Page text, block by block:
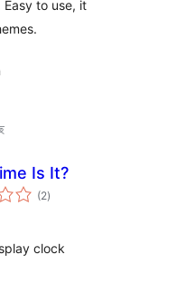
to use, it
Is It?
(2টা
মুঠ)
clock